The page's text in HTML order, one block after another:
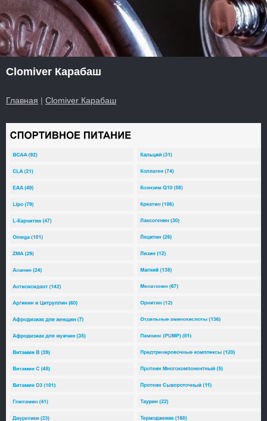
Clomiver Карабаш
Главная | Clomiver Карабаш